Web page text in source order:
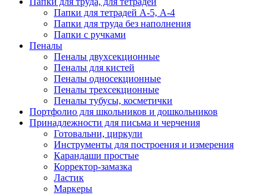
Папки для тетрадей А-5, А-4
Папки для труда без наполнения
Папки с ручками
Пеналы
Пеналы двухсекционные
Пеналы для кистей
Пеналы односекционные
Пеналы трехсекционные
Пеналы тубусы, косметички
Портфолио для школьников и дошкольников
Принадлежности для письма и черчения
Готовальни, циркули
Инструменты для построения и измерения
Карандаши простые
Корректор-замазка
Ластик
Маркеры